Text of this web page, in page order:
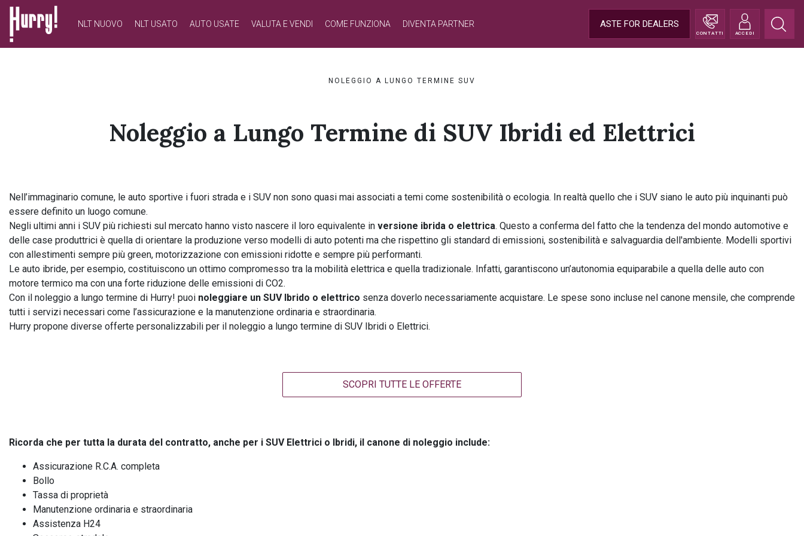
NLT NUOVO NLT USATO AUTO USATE VALUTA E VENDI COME FUNZIONA DIVENTA PARTNER ASTE FOR DEALERS
CONTATTI ACCEDI
NOLEGGIO A LUNGO TERMINE SUV
Noleggio a Lungo Termine di SUV Ibridi ed Elettrici
Nell’immaginario comune, le auto sportive i fuori strada e i SUV non sono quasi mai associati a temi come sostenibilità o ecologia. In realtà quello che i SUV siano le auto più inquinanti può
essere definito un luogo comune.
Negli ultimi anni i SUV più richiesti sul mercato hanno visto nascere il loro equivalente in versione ibrida o elettrica. Questo a conferma del fatto che la tendenza del mondo automotive e
delle case produttrici è quella di orientare la produzione verso modelli di auto potenti ma che rispettino gli standard di emissioni, sostenibilità e salvaguardia dell'ambiente. Modelli sportivi
con allestimenti sempre più green, motorizzazione con emissioni ridotte e sempre più performanti.
Le auto ibride, per esempio, costituiscono un ottimo compromesso tra la mobilità elettrica e quella tradizionale. Infatti, garantiscono un’autonomia equiparabile a quella delle auto con
motore termico ma con una forte riduzione delle emissioni di CO2.
Con il noleggio a lungo termine di Hurry! puoi noleggiare un SUV Ibrido o elettrico senza doverlo necessariamente acquistare. Le spese sono incluse nel canone mensile, che comprende
tutti i servizi necessari come l’assicurazione e la manutenzione ordinaria e straordinaria.
Hurry propone diverse offerte personalizzabili per il noleggio a lungo termine di SUV Ibridi o Elettrici.
SCOPRI TUTTE LE OFFERTE
Ricorda che per tutta la durata del contratto, anche per i SUV Elettrici o Ibridi, il canone di noleggio include:
Assicurazione R.C.A. completa
Bollo
Tassa di proprietà
Manutenzione ordinaria e straordinaria
Assistenza H24
VALUTA E VENDI
PREASSEGNAZIONE